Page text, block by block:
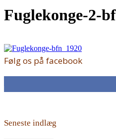
Fuglekonge-2-
Følg os på facebook
Seneste indlæg